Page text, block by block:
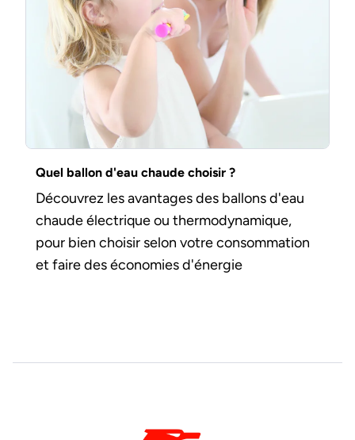
Quel ballon d'eau chaude choisir ?
Découvrez les avantages des ballons d'eau
chaude électrique ou thermodynamique,
pour bien choisir selon votre consommation
et faire des économies d'énergie